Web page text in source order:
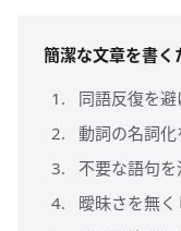
簡潔な文章を書く
同語反復を避
動詞の名詞化
不要な語句を
曖昧さを無